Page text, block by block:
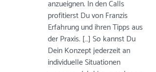
anzueignen. In den Calls
profitierst Du von Franzis
Erfahrung und ihren Tipps aus
der Praxis. […] So kannst Du
Dein Konzept jederzeit an
individuelle Situationen